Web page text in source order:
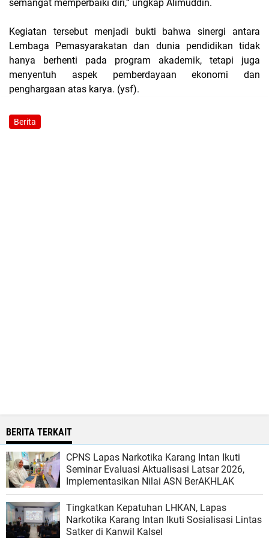
semangat memperbaiki diri,” ungkap Alimuddin.
Kegiatan tersebut menjadi bukti bahwa sinergi antara
Lembaga Pemasyarakatan dan dunia pendidikan tidak
hanya berhenti pada program akademik, tetapi juga
menyentuh aspek pemberdayaan ekonomi dan
penghargaan atas karya. (ysf).
Berita
BERITA TERKAIT
CPNS Lapas Narkotika Karang Intan Ikuti
Seminar Evaluasi Aktualisasi Latsar 2026,
Implementasikan Nilai ASN BerAKHLAK
Tingkatkan Kepatuhan LHKAN, Lapas
Narkotika Karang Intan Ikuti Sosialisasi Lintas
Satker di Kanwil Kalsel